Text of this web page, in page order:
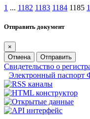
1 ... 1182 1183 1184 1185
Отправить документ
×
Отмена
Отправить
Свидетельство о
Электронный